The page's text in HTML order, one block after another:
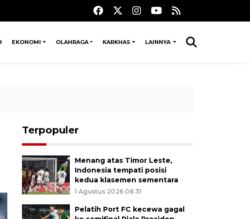
EKONOMI OLAHRAGA KARKHAS LAINNYA
Terpopuler
Menang atas Timor Leste,
Indonesia tempati posisi
kedua klasemen sementara
1 Agustus 2026 06:31
Pelatih Port FC kecewa gagal